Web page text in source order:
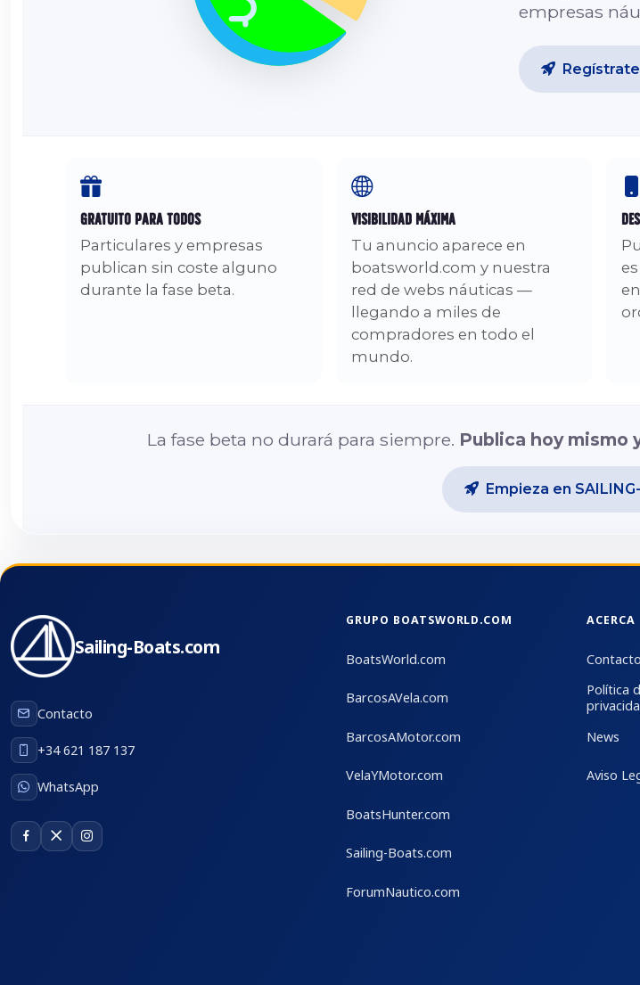
empresas
Gratuito para Todos
Particulares y empresas
publican sin coste alguno
durante la fase beta.
Visibilidad Máxima
Tu anuncio aparece en
boatsworld.com y nuestra
red de webs náuticas —
llegando a miles de
compradores en todo el
mundo.
La fase beta no durará para siempre. Publica hoy mismo
Empieza en
Sailing-Boats.com
Contacto
+34 621 187 137
WhatsApp
GRUPO BOATSWORLD.COM
BoatsWorld.com
BarcosAVela.com
BarcosAMotor.com
VelaYMotor.com
BoatsHunter.com
Sailing-Boats.com
ForumNautico.com
ACERCA
Contacto
Política
News
Aviso